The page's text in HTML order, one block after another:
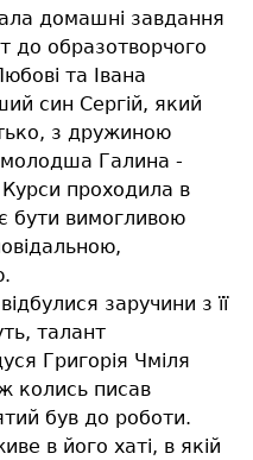
домашні завдання
до образотворчого
та Івана
син Сергій, який
з дружиною
Галина -
проходила в
бути вимогливою
заручини з її
талант
Григорія Чміля
колись писав
був до роботи.
в його хаті, в якій